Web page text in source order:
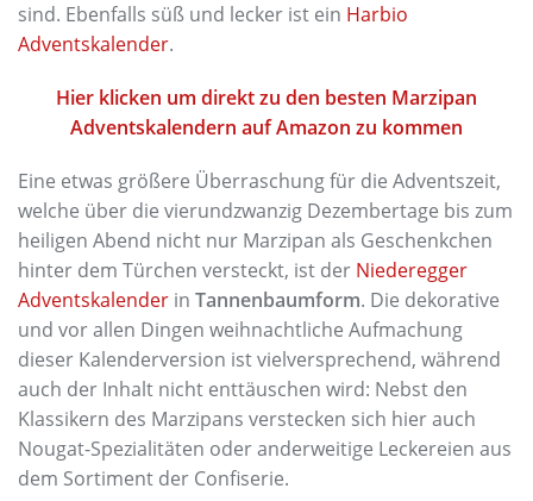
sind. Ebenfalls süß und lecker ist ein Harbio
Adventskalender.
Hier klicken um direkt zu den besten Marzipan
Adventskalendern auf Amazon zu kommen
Eine etwas größere Überraschung für die Adventszeit,
welche über die vierundzwanzig Dezembertage bis zum
heiligen Abend nicht nur Marzipan als Geschenkchen
hinter dem Türchen versteckt, ist der Niederegger
Adventskalender in Tannenbaumform. Die dekorative
und vor allen Dingen weihnachtliche Aufmachung
dieser Kalenderversion ist vielversprechend, während
auch der Inhalt nicht enttäuschen wird: Nebst den
Klassikern des Marzipans verstecken sich hier auch
Nougat-Spezialitäten oder anderweitige Leckereien aus
dem Sortiment der Confiserie.